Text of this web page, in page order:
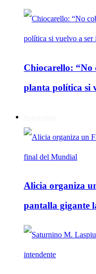
Chiocarello: “No
planta política si
Alicia organiza
pantalla gigante